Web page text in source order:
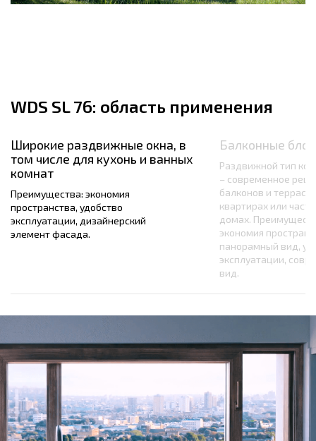
WDS SL 76: область применения
Широкие раздвижные окна, в
том числе для кухонь и ванных
комнат
Преимущества: экономия
пространства, удобство
эксплуатации, дизайнерский
элемент фасада.
Балконные
Раздвижной тип
– современное
балконов и террас в
квартирах или
домах.
экономия
панорамный вид,
эксплуатации,
вид.